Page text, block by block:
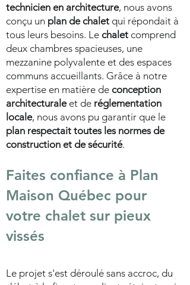
technicien en architecture, nous avons
conçu un plan de chalet qui répondait à
tous leurs besoins. Le chalet comprend
deux chambres spacieuses, une
mezzanine polyvalente et des espaces
communs accueillants. Grâce à notre
expertise en matière de conception
architecturaleet de réglementation
locale, nous avons pu garantir que le
plan respectait toutes les normes de
construction et de sécurité.
Faites confiance à Plan
Maison Québec pour
votre chalet sur pieux
vissés
Le projet s'est déroulé sans accroc, du